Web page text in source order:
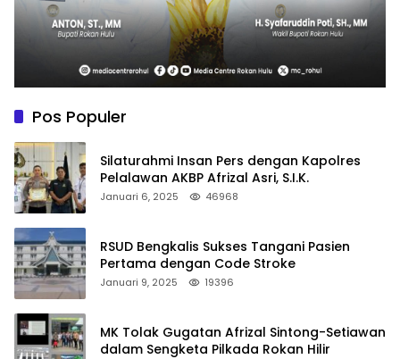
Pos Populer
Silaturahmi Insan Pers dengan Kapolres
Pelalawan AKBP Afrizal Asri, S.I.K.
Januari 6, 2025 46968
RSUD Bengkalis Sukses Tangani Pasien
Pertama dengan Code Stroke
Januari 9, 2025 19396
MK Tolak Gugatan Afrizal Sintong-Setiawan
dalam Sengketa Pilkada Rokan Hilir